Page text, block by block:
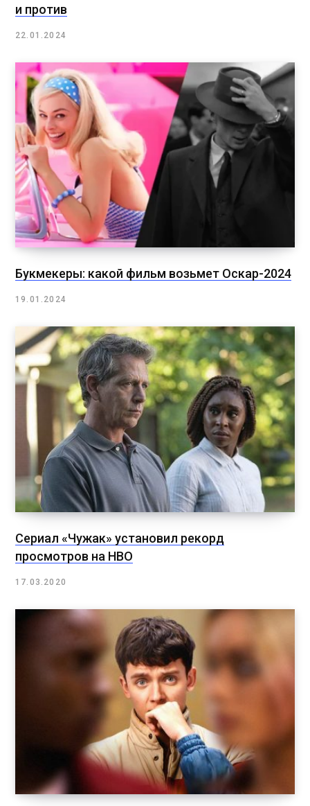
и против
22.01.2024
Букмекеры: какой фильм возьмет Оскар-2024
19.01.2024
Сериал «Чужак» установил рекорд
просмотров на HBO
17.03.2020